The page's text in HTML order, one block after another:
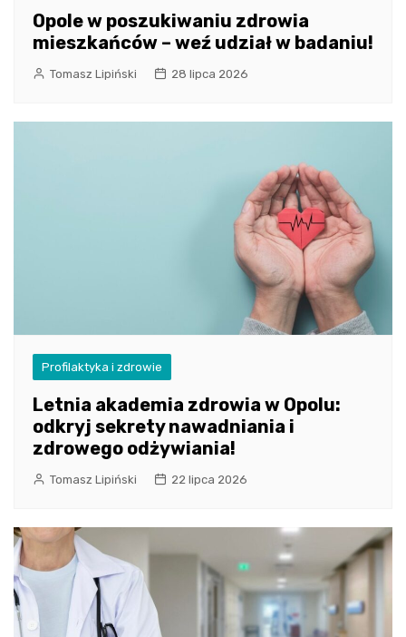
Opole w poszukiwaniu zdrowia
mieszkańców – weź udział w badaniu!
Tomasz Lipiński 28 lipca 2026
Profilaktyka i zdrowie
Letnia akademia zdrowia w Opolu:
odkryj sekrety nawadniania i
zdrowego odżywiania!
Tomasz Lipiński 22 lipca 2026